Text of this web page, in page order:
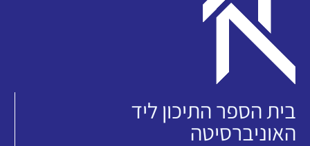
בית הספר התיכון ליד
האוניברסיטה